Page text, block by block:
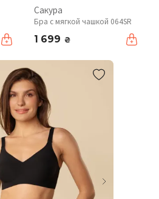
Сакура
Бра с мягкой чашкой 064SR
1 699 ₴